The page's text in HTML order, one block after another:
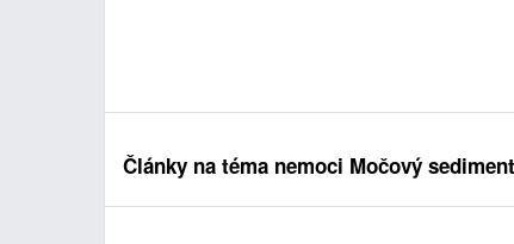
Články na téma nemoci Močový sediment